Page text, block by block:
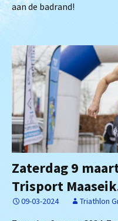
aan de badrand!
Zaterdag 9
Trisport
09-03-2024 Triathlon